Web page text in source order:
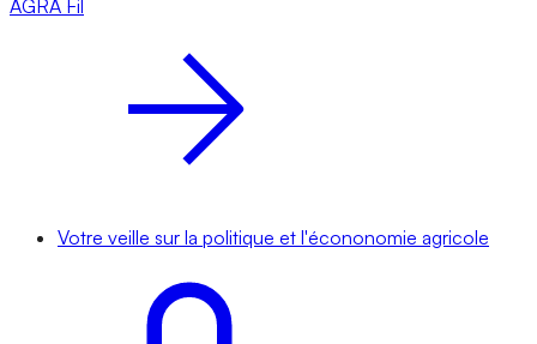
AGRA Fil
Votre veille sur la politique et l'écononomie agricole